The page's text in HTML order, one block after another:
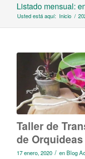
Listado mensual:
Usted está aquí: Inicio /
Taller de
de Orquideas
17 enero, 2020 / enBlog